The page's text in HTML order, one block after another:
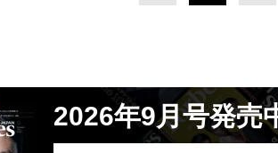
2026年9月号発売